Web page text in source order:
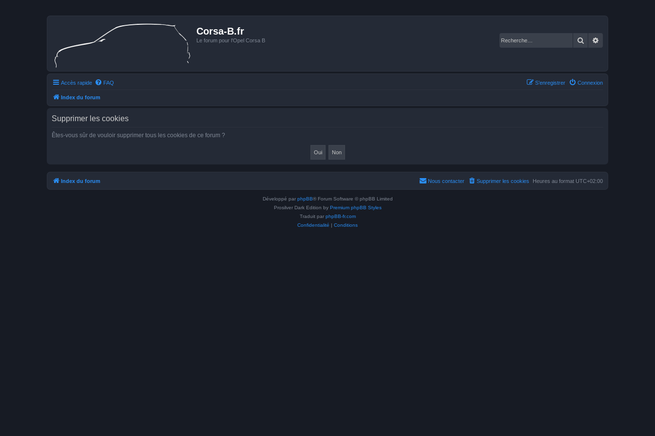
Corsa-B.fr
Le forum pour l'Opel Corsa B Rechercher
Accès rapide FAQ Connexion
S’enregistrer
Index du forum
Supprimer les cookies
Êtes-vous sûr de vouloir supprimer tous les cookies de ce forum ?
Index du forum Heures au format UTC+02:00
Supprimer les cookies
Nous contacter
Développé par phpBB® Forum Software © phpBB Limited
Prosilver Dark Edition by Premium phpBB Styles
Traduit par phpBB-fr.com
Confidentialité | Conditions